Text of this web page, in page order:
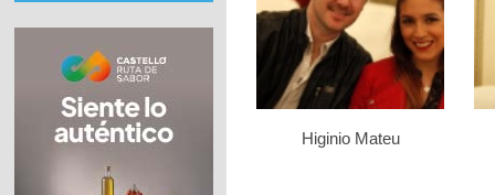
Higinio Mateu